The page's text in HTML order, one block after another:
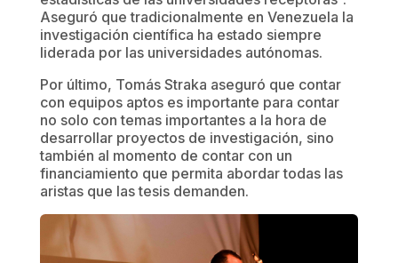
Aseguró que tradicionalmente en Venezuela la
investigación científica ha estado siempre
liderada por las universidades autónomas.
Por último, Tomás Straka aseguró que contar
con equipos aptos es importante para contar
no solo con temas importantes a la hora de
desarrollar proyectos de investigación, sino
también al momento de contar con un
financiamiento que permita abordar todas las
aristas que las tesis demanden.